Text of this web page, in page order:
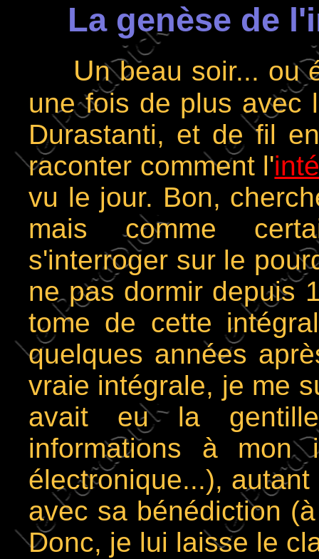
La genèse de
Un beau soir... ou
une fois de plus avec
Durastanti, et de fil
raconter comment l'
vu le jour. Bon,
mais comme
s'interroger sur le
ne pas dormir depuis
tome de cette
quelques années
vraie intégrale, je me
avait eu la
informations à mon
électronique...),
avec sa bénédiction
Donc, je lui laisse le